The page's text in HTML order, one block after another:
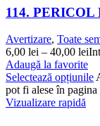
114.
Avertizare, Toate
6,00 lei – 40,00 lei
Adaugă la favorite
Selectează opțiunile
pot fi alese în
Vizualizare rapidă